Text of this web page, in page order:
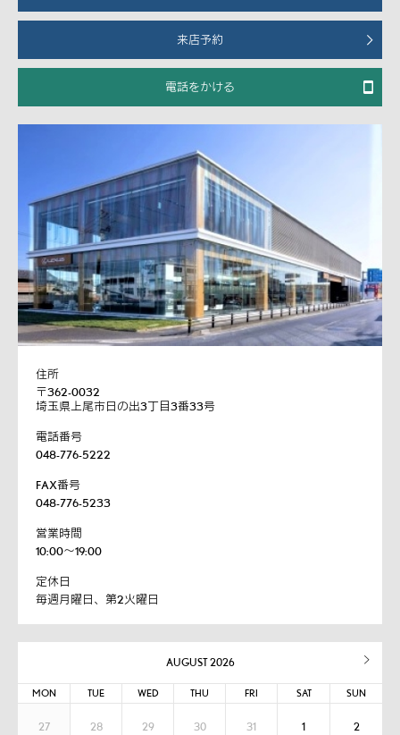
来店予約
電話をかける
住所
〒362-0032
埼玉県上尾市日の出3丁目3番33号
電話番号
048-776-5222
FAX番号
048-776-5233
営業時間
10:00～19:00
定休日
毎週月曜日、第2火曜日
AUGUST 2026
MON TUE WED THU FRI SAT SUN
27 28 29 30 31 1 2